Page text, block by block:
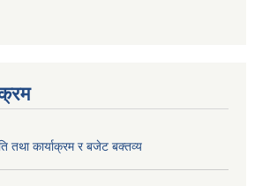
कार्याक्रम र बजेट बक्तव्य